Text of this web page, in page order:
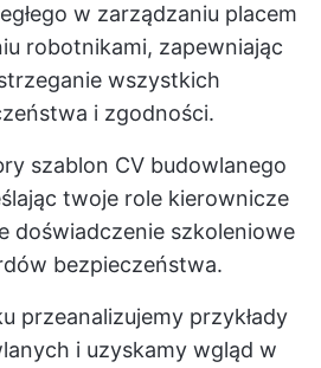
w zarządzaniu placem
robotnikami, zapewniając
wszystkich
i zgodności.
szablon CV budowlanego
twoje role kierownicze
doświadczenie szkoleniowe
bezpieczeństwa.
przeanalizujemy przykłady
i uzyskamy wgląd w